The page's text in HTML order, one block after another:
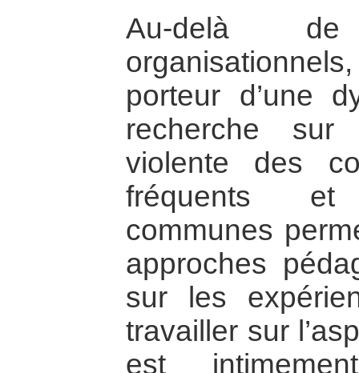
Au-delà
porteur d’une
recherche
violente des
fréquents
communes
approches
sur les
travailler sur
est